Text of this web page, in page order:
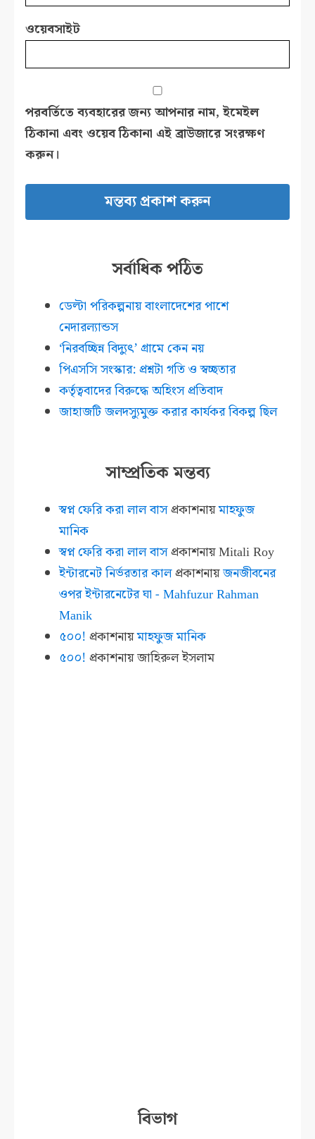
ওয়েবসাইট
পরবর্তিতে ব্যবহারের জন্য আপনার নাম, ইমেইল
ঠিকানা এবং ওয়েব ঠিকানা এই ব্রাউজারে সংরক্ষণ
করুন।
সর্বাধিক পঠিত
ডেল্টা পরিকল্পনায় বাংলাদেশের পাশে
নেদারল্যান্ডস
‘নিরবচ্ছিন্ন বিদ্যুৎ’ গ্রামে কেন নয়
পিএসসি সংস্কার: প্রশ্নটা গতি ও স্বচ্ছতার
কর্তৃত্ববাদের বিরুদ্ধে অহিংস প্রতিবাদ
জাহাজটি জলদস্যুমুক্ত করার কার্যকর বিকল্প ছিল
সাম্প্রতিক মন্তব্য
স্বপ্ন ফেরি করা লাল বাসপ্রকাশনায়মাহফুজ
মানিক
স্বপ্ন ফেরি করা লাল বাসপ্রকাশনায়Mitali Roy
ইন্টারনেট নির্ভরতার কালপ্রকাশনায়জনজীবনের
ওপর ইন্টারনেটের ঘা - Mahfuzur Rahman
Manik
৫০০! প্রকাশনায়মাহফুজ মানিক
৫০০! প্রকাশনায়জাহিরুল ইসলাম
বিভাগ